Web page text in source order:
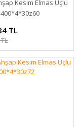
Kesim Elmas Uçlu
TL